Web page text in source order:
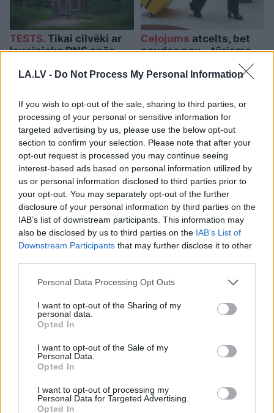
LA.LV - Do Not Process My Personal Information
If you wish to opt-out of the sale, sharing to third parties, or
processing of your personal or sensitive information for
targeted advertising by us, please use the below opt-out
section to confirm your selection. Please note that after your
opt-out request is processed you may continue seeing
interest-based ads based on personal information utilized by
us or personal information disclosed to third parties prior to
your opt-out. You may separately opt-out of the further
disclosure of your personal information by third parties on the
IAB’s list of downstream participants. This information may
also be disclosed by us to third parties on the IAB’s List of
Downstream Participants that may further disclose it to other
Please note that this website/app uses one or more Google
not limited to your visit or usage behaviour. You may click to
grant or deny consent to Google and its third-party tags to
use your data for below specified purposes in below Google
consent section.
Personal Data Processing Opt Outs
I want to opt-out of the Sharing of my
personal data.
Opted In
I want to opt-out of the Sale of my
Personal Data.
Opted In
I want to opt-out of processing my
Personal Data for Targeted Advertising.
Opted In
TESTS. Tikai cilvēki ar
laucinieka DNS spēs
gudrību testā
Ceļojums atcelts, bet
naudas nav – tūrisma
operatora “Digitours”
klienti nonākuši
situācijā
“Viņiemvisa dzīve bija
priekšā!” Bauskas novadā
nošauto suņu saimnieks
tiesā nespēj valdīt asaras